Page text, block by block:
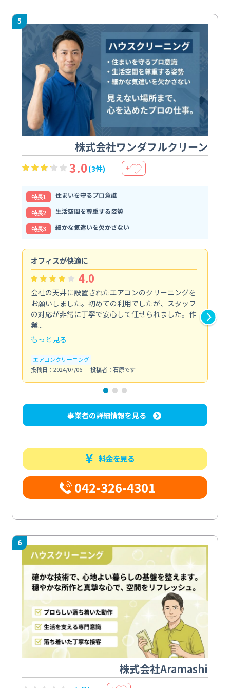
5
株式会社ワンダフルクリーン
3.0(3件) ＋
特⻑1
住まいを守るプロ意識
特⻑2
生活空間を尊重する姿勢
特⻑3
細かな気遣いを欠かさない
オフィスが快適に
4.0
会社の天井に設置されたエアコンのクリーニングを
お願いしました。初めての利用でしたが、スタッフ
の対応が非常に丁寧で安心して任せられました。作
業...
もっと見る
エアコンクリーニング
投稿日：2024/07/06
投稿者：石原です
事業者の詳細情報を見る
料金を見る
042-326-4301
6
株式会社Aramashi